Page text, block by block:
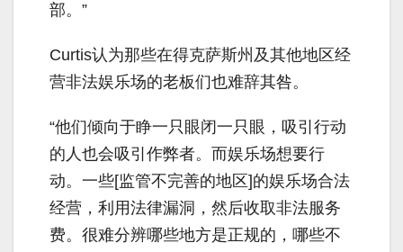
部。”
Curtis认为那些在得克萨斯州及其他地区经
营非法娱乐场的老板们也难辞其咎。
“他们倾向于睁一只眼闭一只眼，吸引行动
的人也会吸引作弊者。而娱乐场想要行
动。一些[监管不完善的地区]的娱乐场合法
经营，利用法律漏洞，然后收取非法服务
费。很难分辨哪些地方是正规的，哪些不